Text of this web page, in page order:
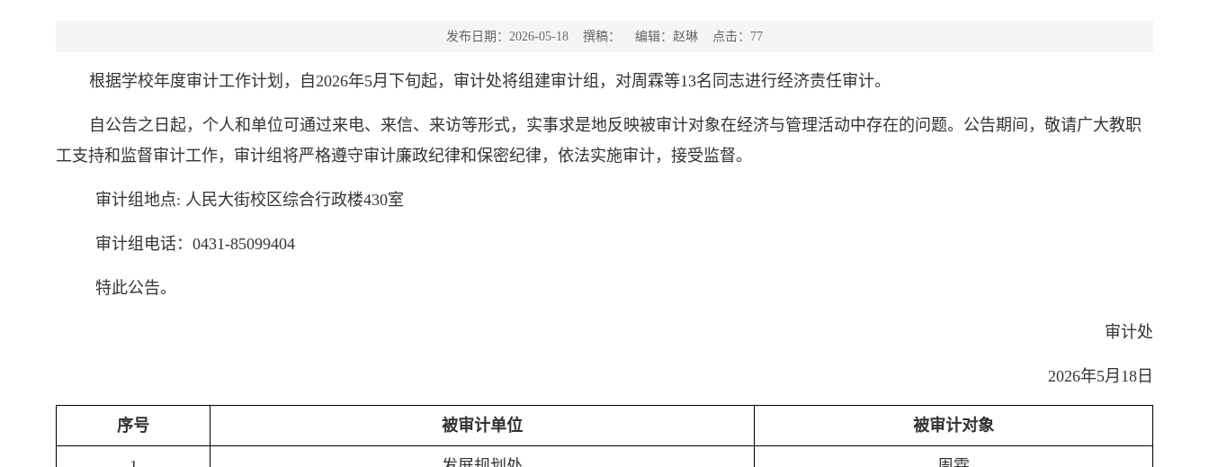
发布日期：2026-05-18 撰稿： 编辑：赵琳 点击： 77
根据学校年度审计工作计划，自2026年5月下旬起，审计处将组建审计组，对周霖等13名同志进行经济责任审计。
自公告之日起，个人和单位可通过来电、来信、来访等形式，实事求是地反映被审计对象在经济与管理活动中存在的问题。公告期间，敬请广大教职
工支持和监督审计工作，审计组将严格遵守审计廉政纪律和保密纪律，依法实施审计，接受监督。
审计组地点: 人民大街校区综合行政楼430室
审计组电话：0431-85099404
特此公告。
审计处
2026年5月18日
序号 被审计单位 被审计对象